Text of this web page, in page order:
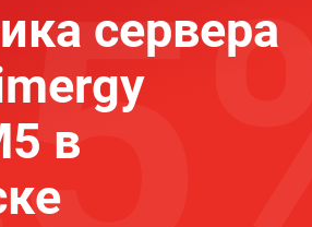
сервера
в